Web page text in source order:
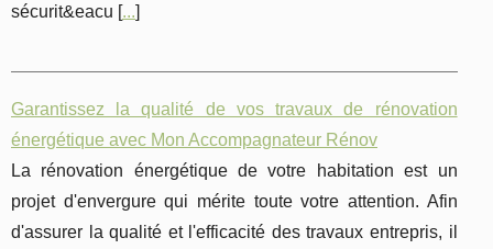
sécurit&eacu [...]
Garantissez la qualité de vos travaux de rénovation
énergétique avec Mon Accompagnateur Rénov
La rénovation énergétique de votre habitation est un
projet d'envergure qui mérite toute votre attention. Afin
d'assurer la qualité et l'efficacité des travaux entrepris, il